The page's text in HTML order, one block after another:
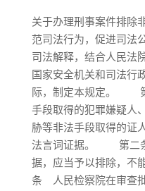
关于办理刑事案件排除
范司法行为，促进司法
司法解释，结合人民法
国家安全机关和司法行
际，制定本规定。
手段取得的犯罪嫌疑人
胁等非法手段取得的证
法言词证据。 第二
据，应当予以排除，
条 人民检察院在审查